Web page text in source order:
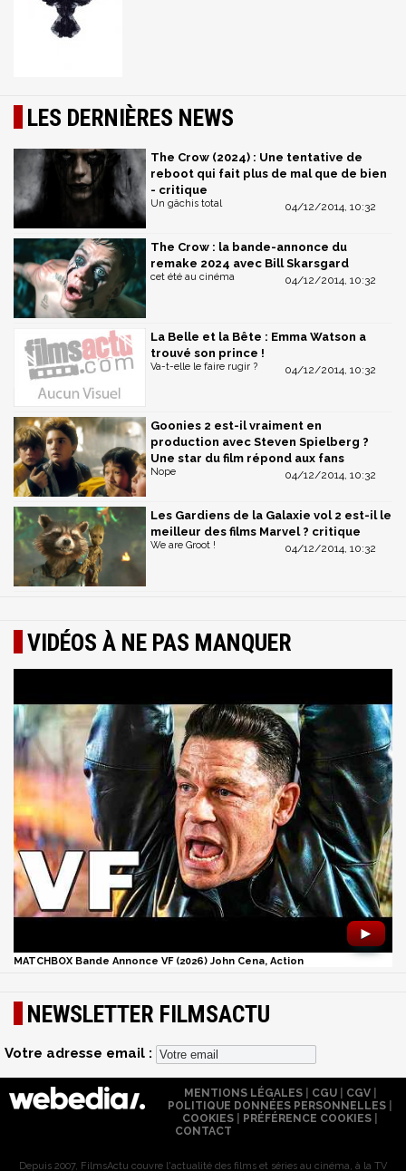
LES DERNIÈRES NEWS
The Crow (2024) : Une tentative de
reboot qui fait plus de mal que de bien
- critique
04/12/2014, 10:32
Un gâchis total
The Crow : la bande-annonce du
remake 2024 avec Bill Skarsgard
04/12/2014, 10:32
cet été au cinéma
La Belle et la Bête : Emma Watson a
trouvé son prince !
04/12/2014, 10:32
Va-t-elle le faire rugir ?
Goonies 2 est-il vraiment en
production avec Steven Spielberg ?
Une star du film répond aux fans
04/12/2014, 10:32
Nope
Les Gardiens de la Galaxie vol 2 est-il le
meilleur des films Marvel ? critique
04/12/2014, 10:32
We are Groot !
VIDÉOS À NE PAS MANQUER
►
MATCHBOX Bande Annonce VF (2026) John Cena, Action
NEWSLETTER FILMSACTU
Votre adresse email :
MENTIONS LÉGALES| CGU| CGV|
POLITIQUE DONNÉES PERSONNELLES
COOKIES
PRÉFÉRENCE COOKIES
CONTACT
Depuis 2007, FilmsActu couvre l'actualité des films et séries au cinéma, à la TV